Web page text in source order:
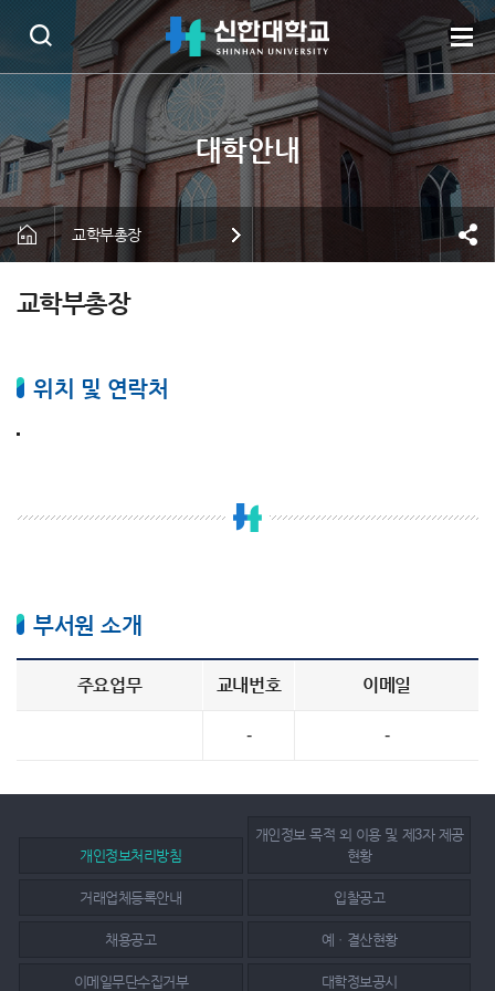
교학부총장
교학부총장
위치 및 연락처
부서원 소개
주요업무 교내번호 이메일
- -
개인정보처리방침
개인정보 목적 외 이용 및 제3자 제공
현황
거래업체등록안내 입찰공고
채용공고 예ㆍ결산현황
이메일무단수집거부 대학정보공시